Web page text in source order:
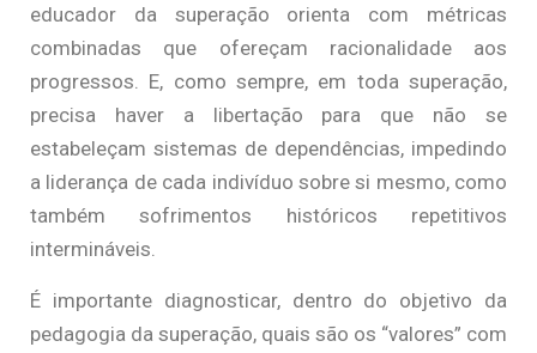
educador da superação orienta com métricas
combinadas que ofereçam racionalidade aos
progressos. E, como sempre, em toda superação,
precisa haver a libertação para que não se
estabeleçam sistemas de dependências, impedindo
a liderança de cada indivíduo sobre si mesmo, como
também sofrimentos históricos repetitivos
intermináveis.
É importante diagnosticar, dentro do objetivo da
pedagogia da superação, quais são os “valores” com